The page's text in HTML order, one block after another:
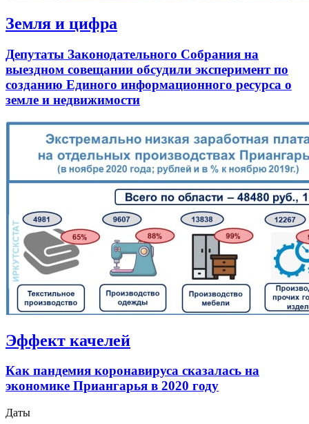
Земля и цифра
Депутаты Законодательного Собрания на
выездном совещании обсудили эксперимент по
созданию Единого информационного ресурса о
земле и недвижимости
Эффект качелей
Как пандемия коронавируса сказалась на
экономике Приангарья в 2020 году
Даты